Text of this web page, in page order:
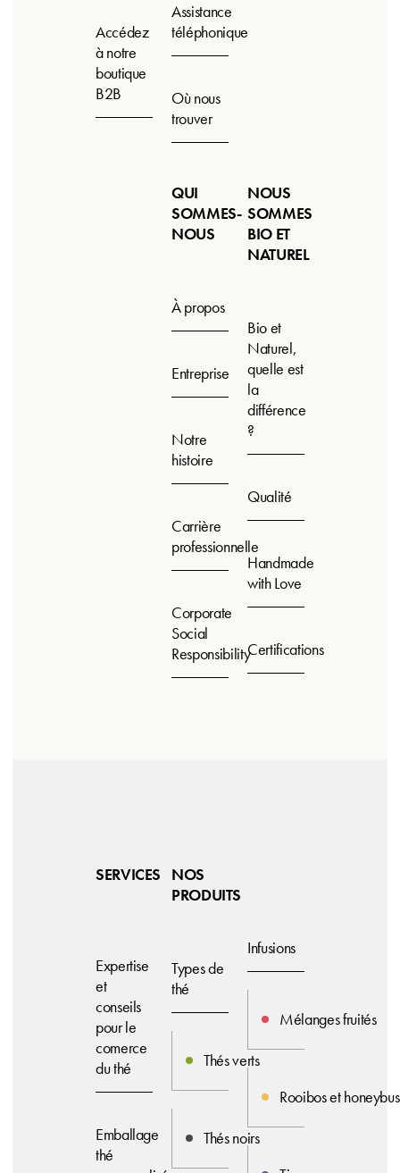
Accédez
à notre
boutique
B2B
Assistance
téléphonique
Où nous
trouver
QUI
SOMMES-
NOUS
À propos
Entreprise
Notre
histoire
Carrière
professionnelle
Corporate
Social
Responsibility
NOUS
SOMMES
BIO ET
NATUREL
Bio et
Naturel,
quelle est
la
différence
?
Qualité
Handmade
with Love
Certifications
SERVICES
Expertise
et
conseils
pour le
comerce
du thé
Emballage
thé
NOS
PRODUITS
Types de
thé
Thés verts
Thés noirs
Infusions
Mélanges fruités
Rooibos et